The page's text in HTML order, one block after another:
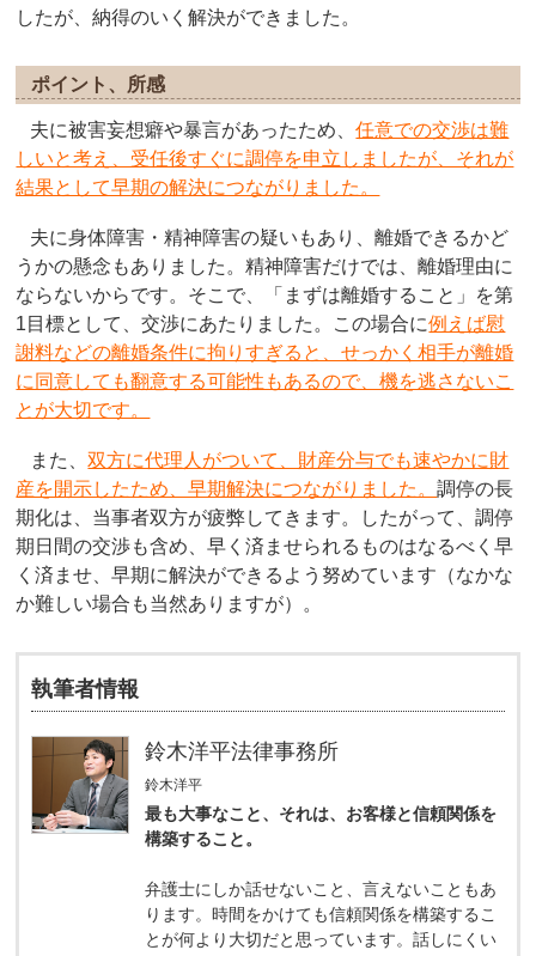
したが、納得のいく解決ができました。
ポイント、所感
夫に被害妄想癖や暴言があったため、任意での交渉は難
しいと考え、受任後すぐに調停を申立しましたが、それが
結果として早期の解決につながりました。
夫に身体障害・精神障害の疑いもあり、離婚できるかど
うかの懸念もありました。精神障害だけでは、離婚理由に
ならないからです。そこで、「まずは離婚すること」を第
1目標として、交渉にあたりました。この場合に例えば慰
謝料などの離婚条件に拘りすぎると、せっかく相手が離婚
に同意しても翻意する可能性もあるので、機を逃さないこ
とが大切です。
また、双方に代理人がついて、財産分与でも速やかに財
産を開示したため、早期解決につながりました。調停の長
期化は、当事者双方が疲弊してきます。したがって、調停
期日間の交渉も含め、早く済ませられるものはなるべく早
く済ませ、早期に解決ができるよう努めています（なかな
か難しい場合も当然ありますが）。
執筆者情報
鈴木洋平法律事務所
鈴木洋平
最も大事なこと、それは、お客様と信頼関係を
構築すること。
弁護士にしか話せないこと、言えないこともあ
ります。時間をかけても信頼関係を構築するこ
とが何より大切だと思っています。話しにくい